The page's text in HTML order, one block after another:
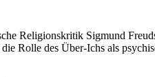
Religionskritik Sigmund
Rolle des Über-Ichs als